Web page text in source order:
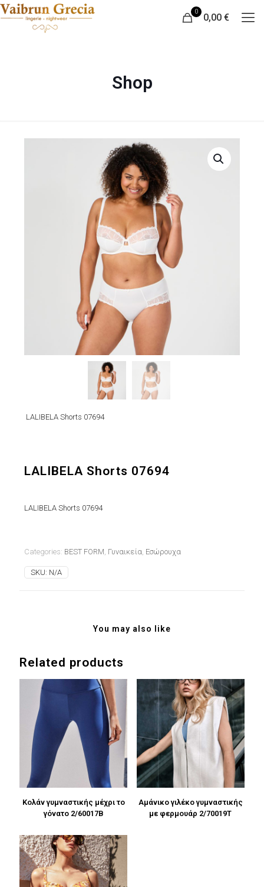
0
0,00 €
Shop
LALIBELA Shorts 07694
LALIBELA Shorts 07694
LALIBELA Shorts 07694
Categories: BEST FORM, Γυναικεία, Εσώρουχα
SKU: N/A
You may also like
Related products
Κολάν γυμναστικής μέχρι το
γόνατο 2/60017B
Αμάνικο γιλέκο γυμναστικής
με φερμουάρ 2/70019T